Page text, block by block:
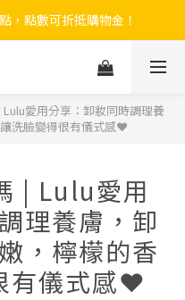
物金＋首購免運！
，點數可折抵購物金！
購物金＋首購免運！
愛用分享：卸妝同時調理養
洗臉變得很有儀式感❤️
| Lulu愛用
理養膚，卸
，檸檬的香
有儀式感❤️